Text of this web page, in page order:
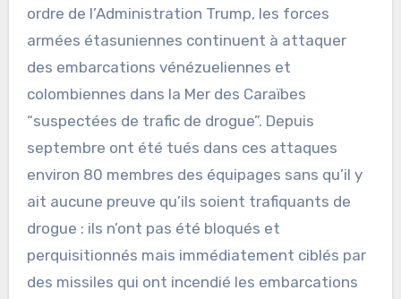
ordre de l’Administration Trump, les forces
armées étasuniennes continuent à attaquer
des embarcations vénézueliennes et
colombiennes dans la Mer des Caraïbes
“suspectées de trafic de drogue”. Depuis
septembre ont été tués dans ces attaques
environ 80 membres des équipages sans qu’il y
ait aucune preuve qu’ils soient trafiquants de
drogue : ils n’ont pas été bloqués et
perquisitionnés mais immédiatement ciblés par
des missiles qui ont incendié les embarcations